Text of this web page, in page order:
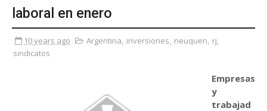
laboral en enero
10 years ago Argentina, inversiones, neuquen, rj,
sindicatos
Empresas
y
trabajad